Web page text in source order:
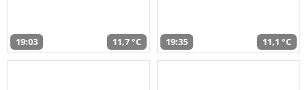
19:03 11,7 °C 19:35 11,1 °C